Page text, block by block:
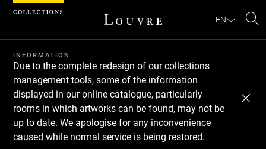
EN
INFORMATION
Due to the complete redesign of our collections
management tools, some of the information
displayed in our online catalogue, particularly
rooms in which artworks can be found, may not be
up to date. We apologise for any inconvenience
caused while normal service is being restored.
Cookies management panel